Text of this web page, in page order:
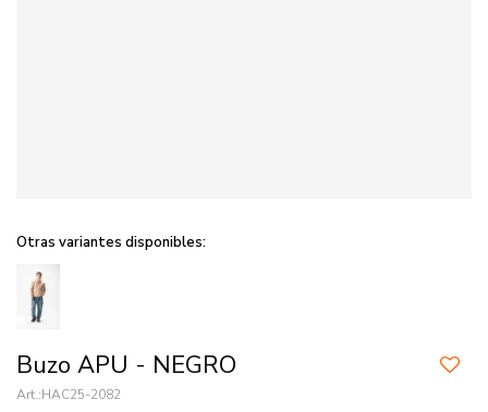
Buzo APU - NEGRO
HAC25-2082
Otras variantes disponibles: